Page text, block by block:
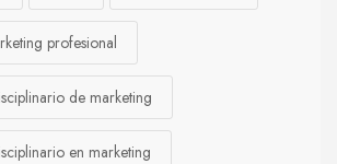
profesional
de marketing
en marketing